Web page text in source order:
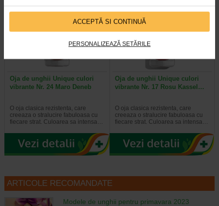
ACCEPTĂ SI CONTINUĂ
PERSONALIZEAZĂ SETĂRILE
Plătești 2, primești 3
Oja de unghii Unique culori
vibrante Nr. 24 Maro Deneb
O oja clasica rezistenta, care
creeaza o stralucire fabuloasa cu
fiecare strat. Culoarea sa intensa…
Plătești 2, primești 3
Oja de unghii Unique culori
vibrante Nr. 17 Rosu Kassel…
O oja clasica rezistenta, care
creeaza o stralucire fabuloasa cu
fiecare strat. Culoarea sa intensa…
ARTICOLE RECOMANDATE
Modele de unghii pentru primavara 2023